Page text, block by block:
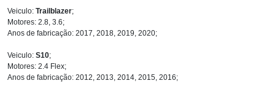
Veiculo: Trailblazer;
Motores: 2.8, 3.6;
Anos de fabricação: 2017, 2018, 2019, 2020;
Veiculo: S10;
Motores: 2.4 Flex;
Anos de fabricação: 2012, 2013, 2014, 2015, 2016;